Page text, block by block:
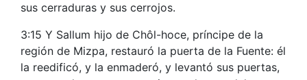
sus cerraduras y sus cerrojos.
3:15 Y Sallum hijo de Chôl-hoce, príncipe de la
región de Mizpa, restauró la puerta de la Fuente: él
la reedificó, y la enmaderó, y levantó sus puertas,